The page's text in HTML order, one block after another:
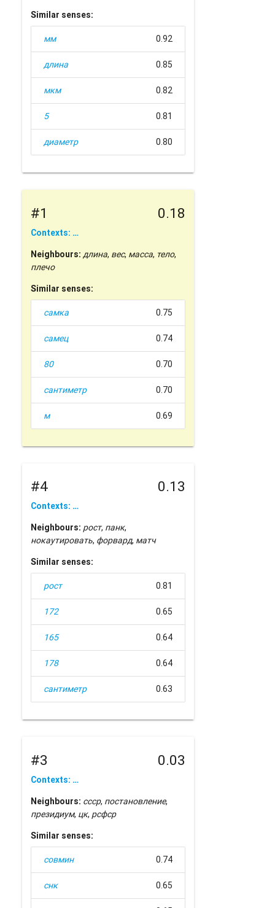
Similar senses:
мм 0.92
длина 0.85
мкм 0.82
5 0.81
диаметр 0.80
#1 0.18
Contexts: …
Neighbours: длина, вес, масса, тело,
плечо
Similar senses:
самка 0.75
самец 0.74
80 0.70
сантиметр 0.70
м 0.69
#4 0.13
Contexts: …
Neighbours: рост, панк,
нокаутировать, форвард, матч
Similar senses:
рост 0.81
172 0.65
165 0.64
178 0.64
сантиметр 0.63
#3 0.03
Contexts: …
Neighbours: ссср, постановление,
президиум, цк, рсфср
Similar senses:
совмин 0.74
снк 0.65